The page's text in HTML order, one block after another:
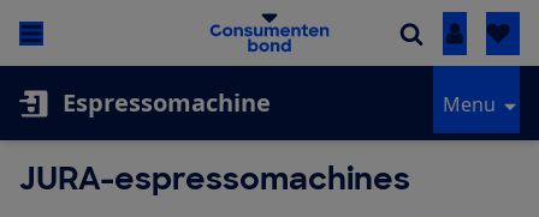
Inloggen
Espressomachine Menu
JURA-espressomachines